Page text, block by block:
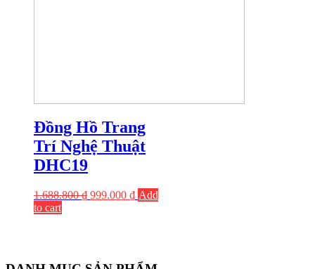
Đồng Hồ Trang
Trí Nghệ Thuật
DHC19
1.688.800₫ 999.000 ₫ Add
to cart